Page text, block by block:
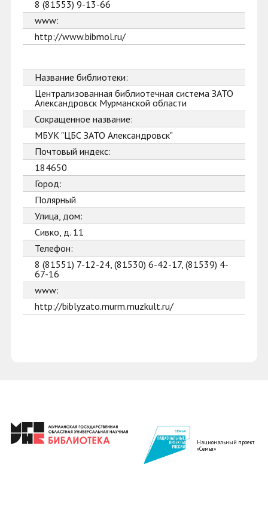
8 (81553) 9-13-66
www:
http://www.bibmol.ru/
Название библиотеки:
Централизованная библиотечная система ЗАТО
Александровск Мурманской области
Сокращенное название:
МБУК "ЦБС ЗАТО Александровск"
Почтовый индекс:
184650
Город:
Полярный
Улица, дом:
Сивко, д. 11
Телефон:
8 (81551) 7-12-24, (81530) 6-42-17, (81539) 4-
67-16
www:
http://biblyzato.murm.muzkult.ru/
Национальный проект
«Семья»